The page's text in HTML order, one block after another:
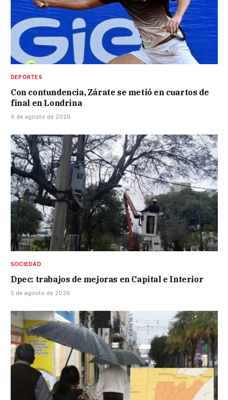
DEPORTES
Con contundencia, Zárate se metió en cuartos de
final en Londrina
6 de agosto de 2026
SOCIEDAD
Dpec: trabajos de mejoras en Capital e Interior
5 de agosto de 2026